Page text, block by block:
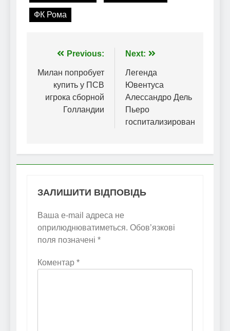
ФК Рома
Навігація
записів
Previous:
Милан попробует
купить у ПСВ
игрока сборной
Голландии
Next:
Легенда
Ювентуса
Алессандро Дель
Пьеро
госпитализирован
ЗАЛИШИТИ ВІДПОВІДЬ
Ваша e-mail адреса не
оприлюднюватиметься. Обов’язкові
поля позначені *
Коментар *